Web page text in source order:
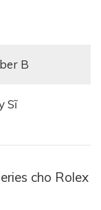
B
Sĩ
cho Rolex